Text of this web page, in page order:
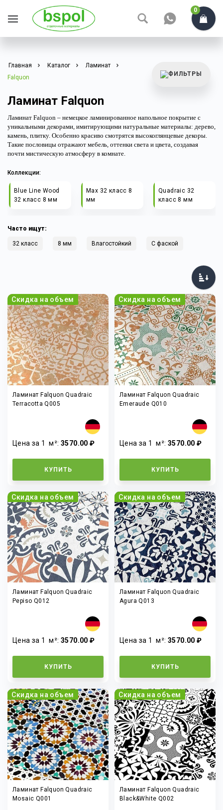
0
Главная Каталог
Ламинат
Falquon
Ламинат Falquon
Ламинат Falquon – немецкое ламинированное напольное покрытие с
уникальными декорами, имитирующими натуральные материалы: дерево,
камень, плитку. Особенно красиво смотрятся высокоглянцевые декоры.
Такие пословицы отражают мебель, оттенки света и цвета, создавая
почти мистическую атмосферу в комнате.
Коллекции:
Blue Line Wood
32 класс 8 мм
Max 32 класс 8
мм
Quadraic 32
класс 8 мм
Часто ищут:
32 класс 8 мм Влагостойкий С фаской
Скидка на объем
Ламинат Falquon Quadraic
Terracotta Q005
Цена за 1м²:3570.00 ₽
КУПИТЬ
Скидка на объем
Ламинат Falquon Quadraic
Emeraude Q010
Цена за 1м²:3570.00 ₽
КУПИТЬ
Скидка на объем
Ламинат Falquon Quadraic
Pepiso Q012
Цена за 1м²:3570.00 ₽
КУПИТЬ
Скидка на объем
Ламинат Falquon Quadraic
Agura Q013
Цена за 1м²:3570.00 ₽
КУПИТЬ
Скидка на объем
Ламинат Falquon Quadraic
Mosaic Q001
Скидка на объем
Ламинат Falquon Quadraic
Black&White Q002